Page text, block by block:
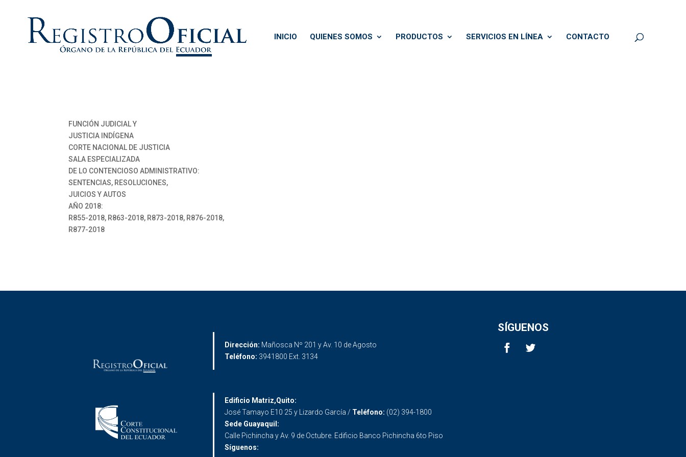
INICIO QUIENES SOMOS PRODUCTOS SERVICIOS EN LÍNEA CONTACTO
FUNCIÓN JUDICIAL Y
JUSTICIA INDÍGENA
CORTE NACIONAL DE JUSTICIA
SALA ESPECIALIZADA
DE LO CONTENCIOSO ADMINISTRATIVO:
SENTENCIAS, RESOLUCIONES,
JUICIOS Y AUTOS
AÑO 2018:
R855-2018, R863-2018, R873-2018, R876-2018,
R877-2018
Dirección: Mañosca Nº 201 y Av. 10 de Agosto
Teléfono: 3941800 Ext. 3134
SÍGUENOS
Edificio Matriz,Quito:
José Tamayo E10 25 y Lizardo García / Teléfono: (02) 394-1800
Sede Guayaquil:
Calle Pichincha y Av. 9 de Octubre. Edificio Banco Pichincha 6to Piso
Síguenos: